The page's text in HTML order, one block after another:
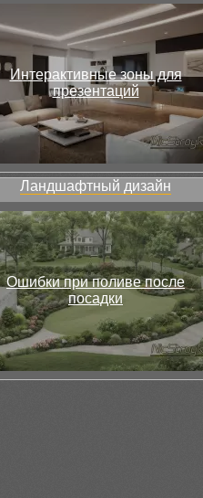
Интерактивные зоны для
презентаций
Ландшафтный дизайн
Ошибки при поливе после
посадки